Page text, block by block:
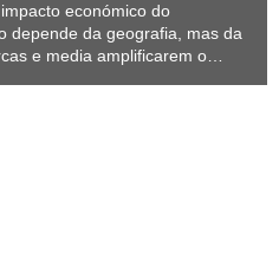
económico do
depende da geografia, mas da
e media amplificarem o